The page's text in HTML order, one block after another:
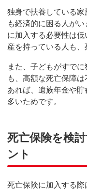
独身で扶養している
も経済的に困る人が
に加入する必要性は
産を持っている人も、
また、子どもがすで
も、高額な死亡保障
あれば、遺族年金や
多いためです。
死亡保険を検
ント
死亡保険に加入する